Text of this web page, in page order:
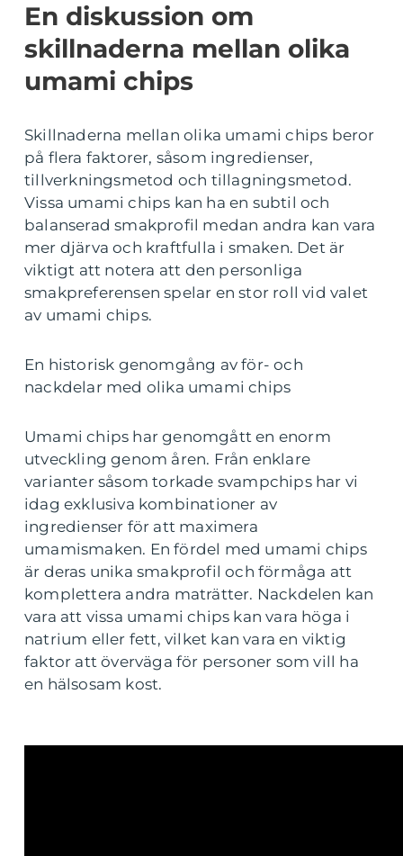
En diskussion om
skillnaderna mellan olika
umami chips
Skillnaderna mellan olika umami chips beror
på flera faktorer, såsom ingredienser,
tillverkningsmetod och tillagningsmetod.
Vissa umami chips kan ha en subtil och
balanserad smakprofil medan andra kan vara
mer djärva och kraftfulla i smaken. Det är
viktigt att notera att den personliga
smakpreferensen spelar en stor roll vid valet
av umami chips.
En historisk genomgång av för- och
nackdelar med olika umami chips
Umami chips har genomgått en enorm
utveckling genom åren. Från enklare
varianter såsom torkade svampchips har vi
idag exklusiva kombinationer av
ingredienser för att maximera
umamismaken. En fördel med umami chips
är deras unika smakprofil och förmåga att
komplettera andra maträtter. Nackdelen kan
vara att vissa umami chips kan vara höga i
natrium eller fett, vilket kan vara en viktig
faktor att överväga för personer som vill ha
en hälsosam kost.